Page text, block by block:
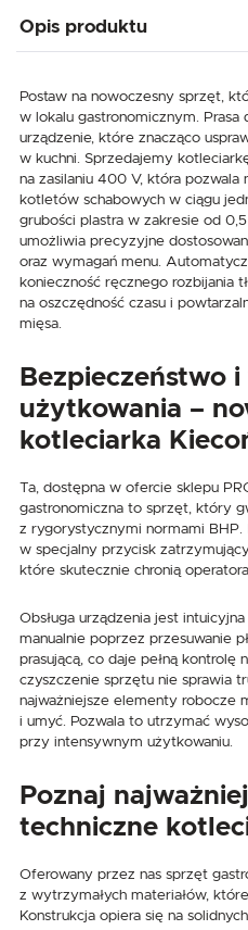
Opis produktu
Postaw na nowoczesny sprzęt,
w lokalu gastronomicznym.
urządzenie, które znacząco
w kuchni. Sprzedajemy
na zasilaniu 400 V, która pozwala
kotletów schabowych w ciągu
grubości plastra w zakresie od
umożliwia precyzyjne
oraz wymagań menu.
konieczność ręcznego rozbijania
na oszczędność czasu i
mięsa.
Bezpieczeństwo
użytkowania –
kotleciarka
Ta, dostępna w ofercie sklepu
gastronomiczna to sprzęt, który
z rygorystycznymi normami BHP.
w specjalny przycisk
które skutecznie chronią
Obsługa urządzenia jest
manualnie poprzez przesuwanie
prasującą, co daje pełną kontrolę
czyszczenie sprzętu nie sprawia
najważniejsze elementy robocze
i umyć. Pozwala to utrzymać
przy intensywnym użytkowaniu.
Poznaj
techniczne
Oferowany przez nas sprzęt
z wytrzymałych materiałów,
Konstrukcja opiera się na